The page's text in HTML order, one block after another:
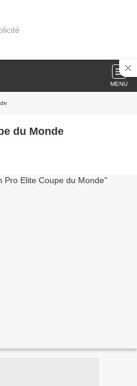
MENU
du Monde